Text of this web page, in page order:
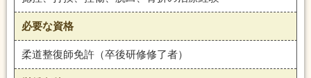
必要な資格
柔道整復師免許（卒後研修修了者）